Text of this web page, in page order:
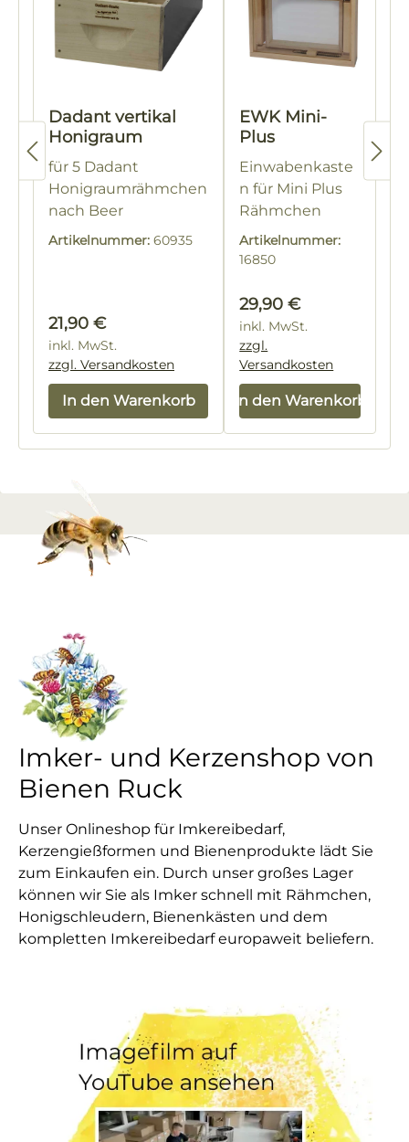
Dadant vertikal
Honigraum
für 5 Dadant
Honigraumrähmchen
nach Beer
Artikelnummer: 60935
Regulärer Preis:
21,90 €
inkl. MwSt.
zzgl. Versandkosten
In den Warenkorb
EWK Mini-
Plus
Einwabenkaste
n für Mini Plus
Rähmchen
Artikelnummer:
16850
Regulärer Preis:
29,90 €
inkl. MwSt.
zzgl.
Versandkosten
In den Warenkorb
Imker- und Kerzenshop von
Bienen Ruck
Unser Onlineshop für Imkereibedarf,
Kerzengießformen und Bienenprodukte lädt Sie
zum Einkaufen ein. Durch unser großes Lager
können wir Sie als Imker schnell mit Rähmchen,
Honigschleudern, Bienenkästen und dem
kompletten Imkereibedarf europaweit beliefern.